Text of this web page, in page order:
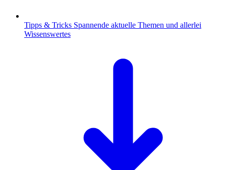
Tipps & Tricks Spannende aktuelle Themen und allerlei
Wissenswertes